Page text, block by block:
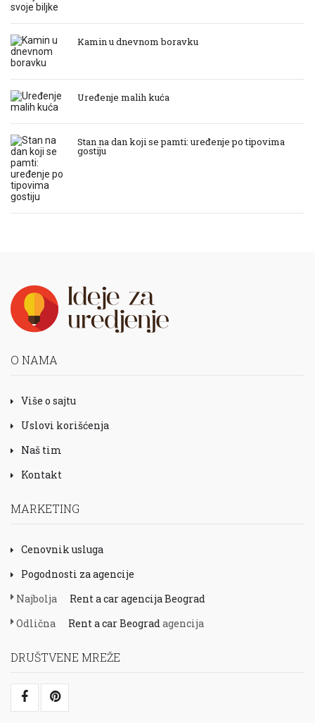
Kamin u dnevnom boravku
Uređenje malih kuća
Stan na dan koji se pamti: uređenje po tipovima
gostiju
O NAMA
Više o sajtu
Uslovi korišćenja
Naš tim
Kontakt
MARKETING
Cenovnik usluga
Pogodnosti za agencije
Najbolja
Rent a car agencija Beograd
Odlična
Rent a car Beograd agencija
DRUŠTVENE MREŽE